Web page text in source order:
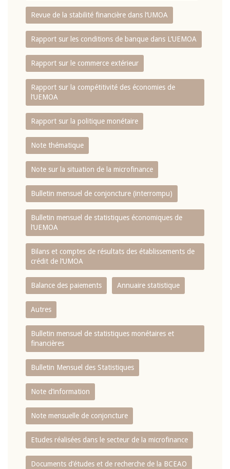
Revue de la stabilité financière dans l‘UMOA
Rapport sur les conditions de banque dans L‘UEMOA
Rapport sur le commerce extérieur
Rapport sur la compétitivité des économies de
l‘UEMOA
Rapport sur la politique monétaire
Note thématique
Note sur la situation de la microfinance
Bulletin mensuel de conjoncture (interrompu)
Bulletin mensuel de statistiques économiques de
l‘UEMOA
Bilans et comptes de résultats des établissements de
crédit de l‘UMOA
Balance des paiements Annuaire statistique
Autres
Bulletin mensuel de statistiques monétaires et
financières
Bulletin Mensuel des Statistiques
Note d’information
Note mensuelle de conjoncture
Etudes réalisées dans le secteur de la microfinance
Documents d’études et de recherche de la BCEAO